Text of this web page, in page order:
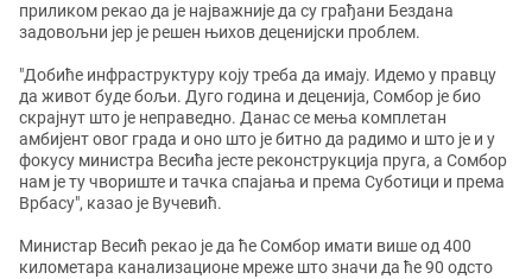
приликом рекао да је најважније да су грађани Бездана
задовољни јер је решен њихов деценијски проблем.
"Добиће инфраструктуру коју треба да имају. Идемо у правцу
да живот буде бољи. Дуго година и деценија, Сомбор је био
скрајнут што је неправедно. Данас се мења комплетан
амбијент овог града и оно што је битно да радимо и што је и у
фокусу министра Весића јесте реконструкција пруга, а Сомбор
нам је ту чвориште и тачка спајања и према Суботици и према
Врбасу", казао је Вучевић.
Министар Весић рекао је да ће Сомбор имати више од 400
километара канализационе мреже што значи да ће 90 одсто